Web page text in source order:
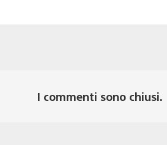
I commenti sono chiusi.